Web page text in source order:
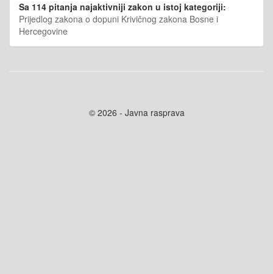
Sa 114 pitanja najaktivniji zakon u istoj kategoriji:
Prijedlog zakona o dopuni Krivičnog zakona Bosne i
Hercegovine
© 2026 - Javna rasprava